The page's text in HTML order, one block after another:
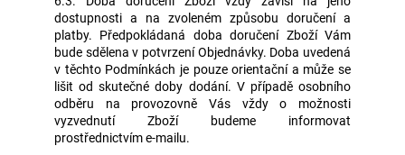
dostupnosti a na zvoleném způsobu doručení a
platby. Předpokládaná doba doručení Zboží Vám
bude sdělena v potvrzení Objednávky. Doba uvedená
v těchto Podmínkách je pouze orientační a může se
lišit od skutečné doby dodání. V případě osobního
odběru na provozovně Vás vždy o možnosti
vyzvednutí Zboží budeme informovat
prostřednictvím e-mailu.